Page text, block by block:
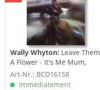
Wally Whyton: Leave Them
A Flower - It's Me Mum,
minus 1
Art-Nr.: BCD16158
Immédiatement